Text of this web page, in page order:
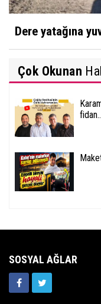
Dere yatağına
Çok Okunan
SOSYAL AĞLAR